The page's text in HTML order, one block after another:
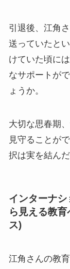
引退後、江角
送っていたと
けていた頃に
なサポートが
ょうか。
大切な思春期
見守ることが
択は実を結ん
インターナ
ら見える教
ス)
江角さんの教